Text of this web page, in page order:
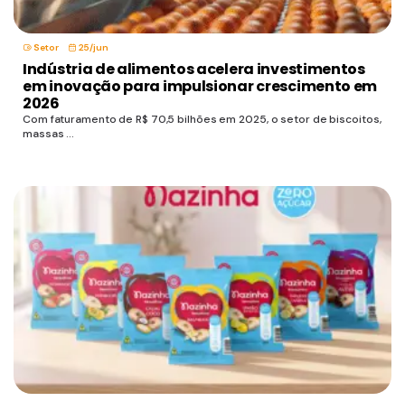
Setor 25/jun
Indústria de alimentos acelera investimentos
em inovação para impulsionar crescimento em
2026
Com faturamento de R$ 70,5 bilhões em 2025, o setor de biscoitos,
massas ...